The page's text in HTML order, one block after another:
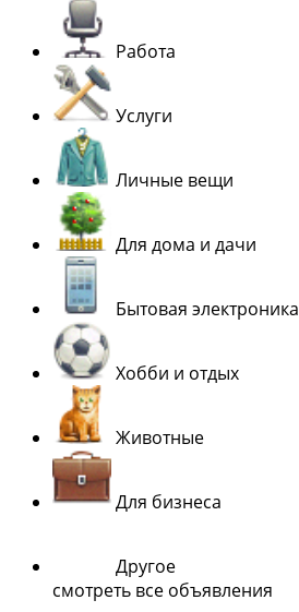
Работа
Услуги
Личные вещи
Для дома и дачи
Бытовая электроника
Хобби и отдых
Животные
Для бизнеса
Другое
смотреть все объявления